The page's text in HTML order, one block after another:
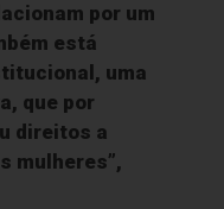
por um
está
uma
que por
direitos a
mulheres”,